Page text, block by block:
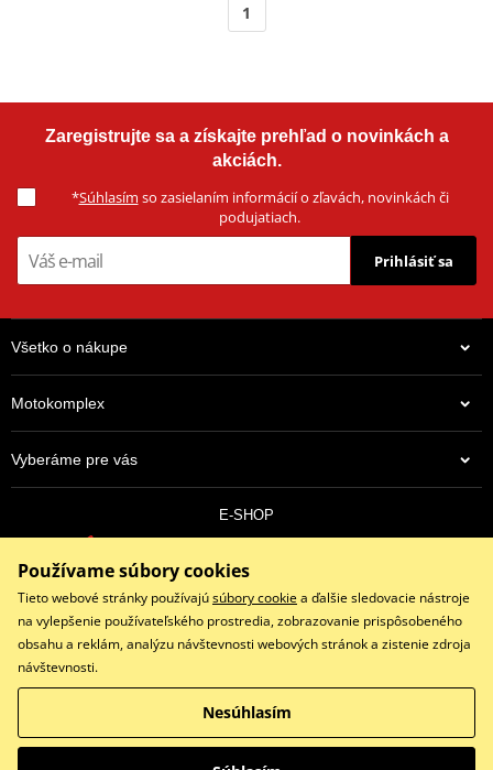
1
Zaregistrujte sa a získajte prehľad o novinkách a
akciách.
*Súhlasím so zasielaním informácií o zľavách, novinkách či
podujatiach.
Prihlásiť sa
Všetko o nákupe
Motokomplex
Vyberáme pre vás
E-SHOP
objednavky@eshopmotokomplex.sk
Po - Pia: 8:30-17:00 | Nedeľa: ZATVORENÉ
Facebook
Copyright © 2026 www.eshopmotokomplex.sk
Všetky práva vyhradené
Používame súbory cookies
Tieto webové stránky používajúsúbory cookiea ďalšie sledovacie nástroje
na vylepšenie používateľského prostredia, zobrazovanie prispôsobeného
obsahu a reklám, analýzu návštevnosti webových stránok a zistenie zdroja
návštevnosti.
Nesúhlasím